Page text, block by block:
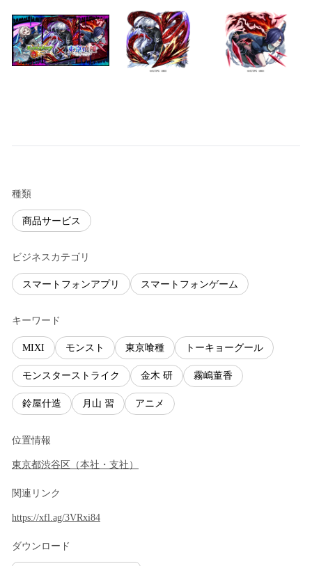
種類
商品サービス
ビジネスカテゴリ
スマートフォンアプリ スマートフォンゲーム
キーワード
MIXI モンスト 東京喰種 トーキョーグール
モンスターストライク 金木 研 霧嶋董香
鈴屋什造 月山 習 アニメ
位置情報
東京都渋谷区 （本社・支社 ）
関連リンク
https://xfl.ag/3VRxi84
ダウンロード